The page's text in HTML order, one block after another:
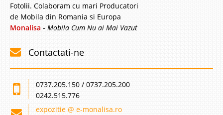
Fotolii. Colaboram cu mari Producatori
de Mobila din Romania si Europa
Monalisa - Mobila Cum Nu ai Mai Vazut
Contactati-ne
0737.205.150 / 0737.205.200
0242.515.776
expozitie @ e-monalisa.ro